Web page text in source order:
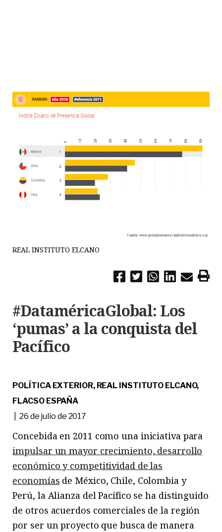
REAL INSTITUTO ELCANO
#DataméricaGlobal: Los
‘pumas’ a la conquista del
Pacífico
POLÍTICA EXTERIOR, REAL INSTITUTO ELCANO,
FLACSO ESPAÑA
| 26 de julio de 2017
Concebida en 2011 como una iniciativa para
impulsar un mayor crecimiento, desarrollo
económico y competitividad de las
economías de México, Chile, Colombia y
Perú, la Alianza del Pacífico se ha distinguido
de otros acuerdos comerciales de la región
por ser un proyecto que busca de manera